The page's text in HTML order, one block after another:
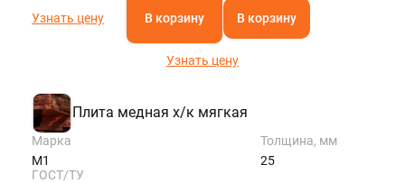
Узнать цену В корзину В корзину
Узнать цену
Плита медная х/к мягкая
Марка
М1
Толщина, мм
25
ГОСТ/ТУ